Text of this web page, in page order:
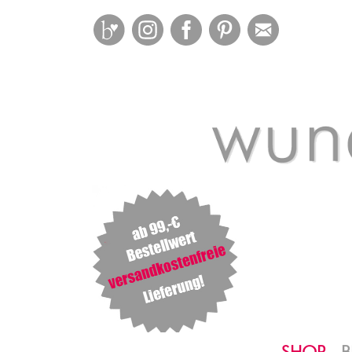
BloglovinInstagramFacebookPinterest